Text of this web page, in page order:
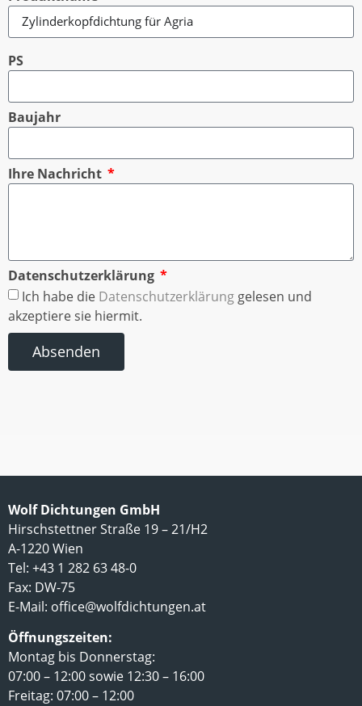
PS
Baujahr
Ihre Nachricht
Datenschutzerklärung
Ich habe die Datenschutzerklärung gelesen und
akzeptiere sie hiermit.
Absenden
Wolf Dichtungen GmbH
Hirschstettner Straße 19 – 21/H2
A-1220 Wien
Tel: +43 1 282 63 48-0
Fax: DW-75
E-Mail: office@wolfdichtungen.at
Öffnungszeiten:
Montag bis Donnerstag:
07:00 – 12:00 sowie 12:30 – 16:00
Freitag: 07:00 – 12:00